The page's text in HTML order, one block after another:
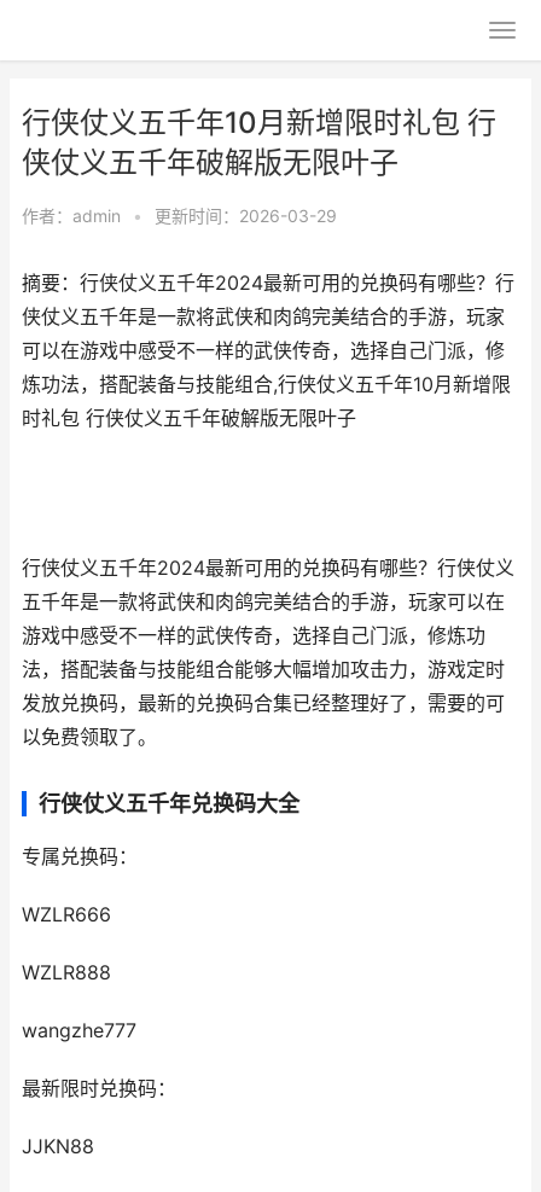
行侠仗义五千年10月新增限时礼包 行
侠仗义五千年破解版无限叶子
作者： admin • 更新时间：2026-03-29
摘要：行侠仗义五千年2024最新可用的兑换码有哪些？行
侠仗义五千年是一款将武侠和肉鸽完美结合的手游，玩家
可以在游戏中感受不一样的武侠传奇，选择自己门派，修
炼功法，搭配装备与技能组合,行侠仗义五千年10月新增限
时礼包 行侠仗义五千年破解版无限叶子
行侠仗义五千年2024最新可用的兑换码有哪些？行侠仗义
五千年是一款将武侠和肉鸽完美结合的手游，玩家可以在
游戏中感受不一样的武侠传奇，选择自己门派，修炼功
法，搭配装备与技能组合能够大幅增加攻击力，游戏定时
发放兑换码，最新的兑换码合集已经整理好了，需要的可
以免费领取了。
行侠仗义五千年兑换码大全
专属兑换码：
WZLR666
WZLR888
wangzhe777
最新限时兑换码：
JJKN88